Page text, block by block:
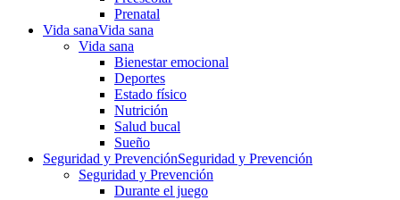
Prenatal
Vida sanaVida sana
Vida sana
Bienestar emocional
Deportes
Estado físico
Nutrición
Salud bucal
Sueño
Seguridad y PrevenciónSeguridad y Prevención
Seguridad y Prevención
Durante el juego